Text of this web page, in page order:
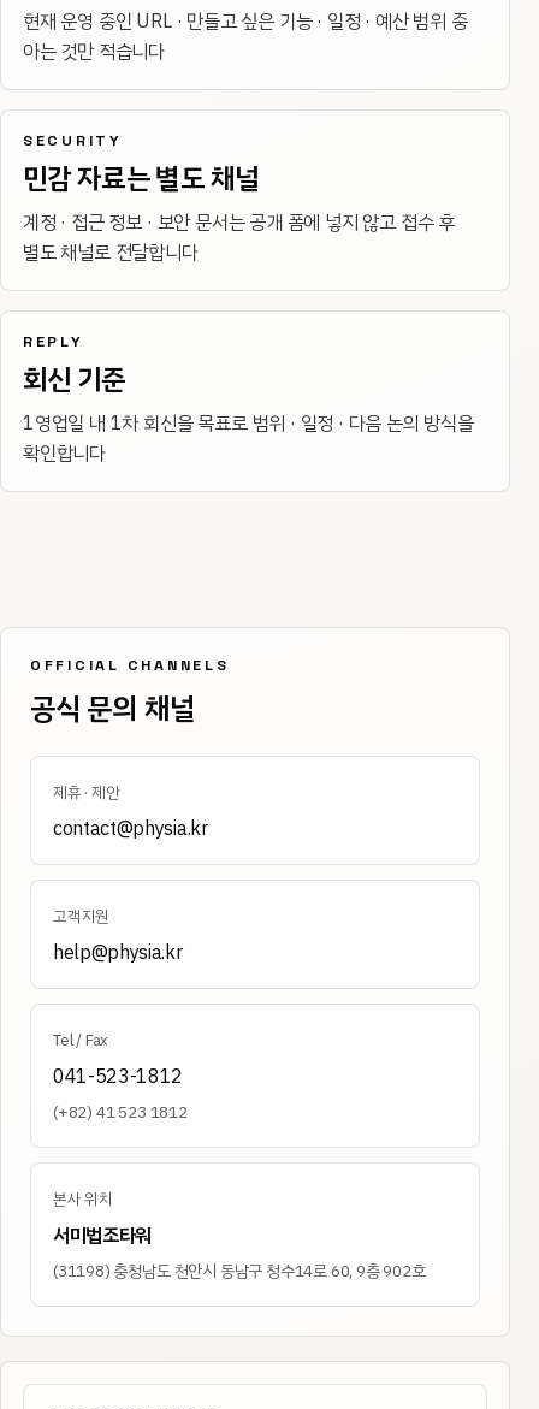
현재 운영 중인 URL · 만들고 싶은 기능 · 일정 · 예산 범위 중
아는 것만 적습니다
SECURITY
민감 자료는 별도 채널
계정 · 접근 정보 · 보안 문서는 공개 폼에 넣지 않고 접수 후
별도 채널로 전달합니다
REPLY
회신 기준
1영업일 내 1차 회신을 목표로 범위 · 일정 · 다음 논의 방식을
확인합니다
OFFICIAL CHANNELS
공식 문의 채널
제휴 · 제안
contact@physia.kr
고객지원
help@physia.kr
Tel / Fax
041-523-1812
(+82) 41 523 1812
본사 위치
서미법조타워
(31198)충청남도 천안시 동남구 청수14로 60, 9층 902호